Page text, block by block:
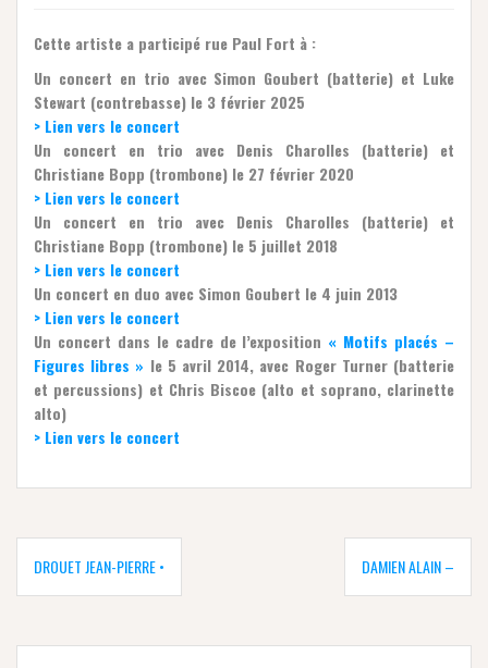
Cette artiste a participé rue Paul Fort à :
Un concert en trio avec Simon Goubert (batterie) et Luke
Stewart (contrebasse) le 3 février 2025
> Lien vers le concert
Un concert en trio avec Denis Charolles (batterie) et
Christiane Bopp (trombone) le 27 février 2020
> Lien vers le concert
Un concert en trio avec Denis Charolles (batterie) et
Christiane Bopp (trombone) le 5 juillet 2018
> Lien vers le concert
Un concert en duo avec Simon Goubert le 4 juin 2013
> Lien vers le concert
Un concert dans le cadre de l’exposition « Motifs placés –
Figures libres » le 5 avril 2014, avec Roger Turner (batterie
et percussions) et Chris Biscoe (alto et soprano, clarinette
alto)
> Lien vers le concert
Navigation
DROUET JEAN-PIERRE • DAMIEN ALAIN –